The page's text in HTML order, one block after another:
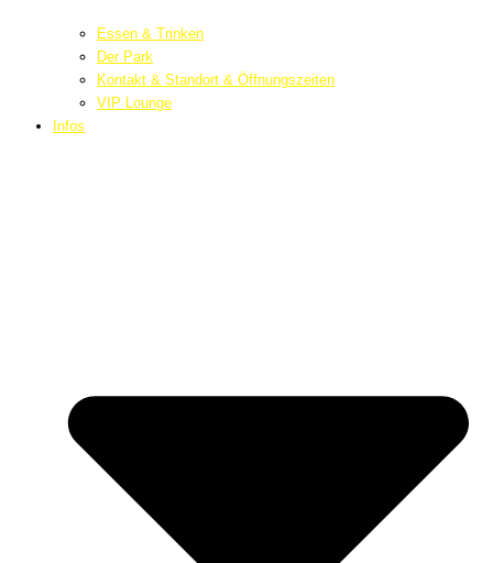
Essen & Trinken
Der Park
Kontakt & Standort & Öffnungszeiten
VIP Lounge
Infos